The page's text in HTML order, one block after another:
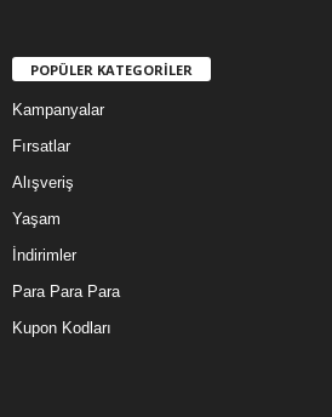
POPÜLER KATEGORİLER
Kampanyalar
Fırsatlar
Alışveriş
Yaşam
İndirimler
Para Para Para
Kupon Kodları